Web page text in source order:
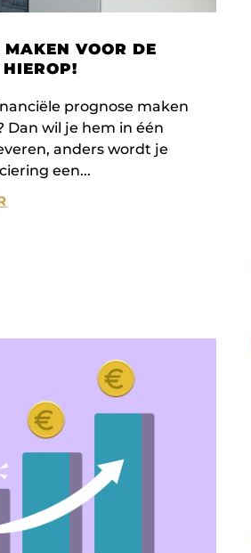
MAKEN VOOR DE
prognose maken
Dan wil je hem in één
anders wordt je
een